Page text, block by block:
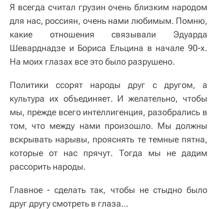
Я всегда считал грузин очень близким народом
для нас, россиян, очень нами любимым. Помню,
какие отношения связывали Эдуарда
Шеварднадзе и Бориса Ельцина в начале 90-х.
На моих глазах все это было разрушено.
Политики ссорят народы друг с другом, а
культура их объединяет. И желательно, чтобы
мы, прежде всего интеллигенция, разобрались в
том, что между нами произошло. Мы должны
вскрывать нарывы, прояснять те темные пятна,
которые от нас прячут. Тогда мы не дадим
рассорить народы.
Главное - сделать так, чтобы не стыдно было
друг другу смотреть в глаза...